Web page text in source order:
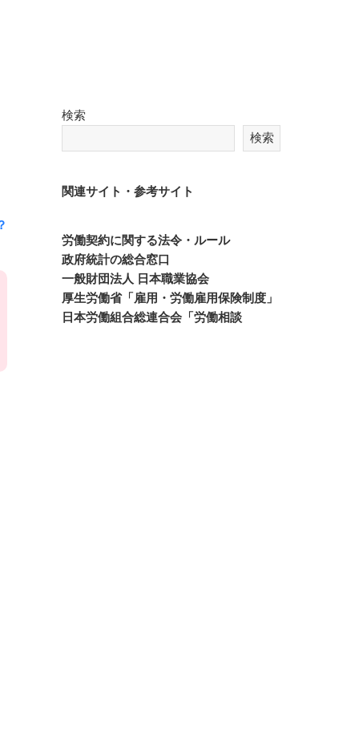
検索
検索
関連サイト・参考サイト
労働契約に関する法令・ルール
政府統計の総合窓口
一般財団法人 日本職業協会
厚生労働省「雇用・労働雇用保険制度」
日本労働組合総連合会「労働相談